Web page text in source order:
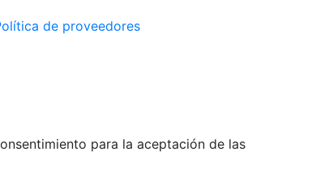
de proveedores
para la aceptación de las